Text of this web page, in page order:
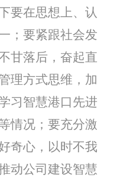
要在思想上、认
；要紧跟社会发
甘落后，奋起直
理方式思维，加
习智慧港口先进
情况；要充分激
奇心，以时不我
动公司建设智慧